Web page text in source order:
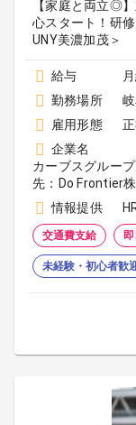
【家庭と両立◎
心スタート！研
UNY美濃加茂＞
給与
勤務場所
雇用形態
企業名
カーブスグルー
先：Do Frontier
情報提供
交通費支給
未経験・初心者歓